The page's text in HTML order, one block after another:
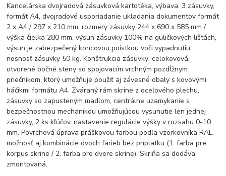
Kancelárska dvojradová zásuvková kartotéka, výbava: 3 zásuvky,
formát A4, dvojradové usporiadanie ukladania dokumentov formát
2 x A4 / 297 x 210 mm, rozmery zásuvky 244 x 690 x 585 mm /
výška čielka 280 mm, výsun zásuvky 100% na guličkových lištách,
výsun je zabezpečený koncovou poistkou voči vypadnutiu,
nosnosť zásuvky 50 kg. Konštrukcia zásuvky: celokovová,
otvorené bočné steny so spojovacím vrchným pozdĺžnym
priečnikom, ktorý umožňuje použiť aj závesné obaly s kovovými
háčikmi formátu A4. Zváraný rám skrine z oceľového plechu,
zásuvky so zapusteným madlom, centrálne uzamykanie s
bezpečnostnou mechanikou umožňujúcou vysunutie len jednej
zásuvky, 2 ks kľúčov, nastavenie regulácie výšky v rozsahu 0-10
mm. Povrchová úprava práškovou farbou podľa vzorkovníka RAL,
možnosť aj kombinácie dvoch farieb bez príplatku (1. farba pre
korpus skrine / 2. farba pre dvere skrine). Skriňa sa dodáva
zmontovaná.